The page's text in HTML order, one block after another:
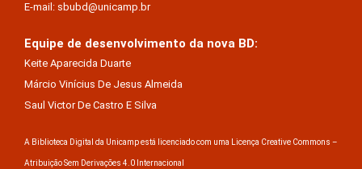
E-mail: sbubd@unicamp.br
Equipe de desenvolvimento da nova BD:
Keite Aparecida Duarte
Márcio Vinícius De Jesus Almeida
Saul Victor De Castro E Silva
A Biblioteca Digital da Unicamp está licenciado com uma Licença Creative Commons –
Atribuição Sem Derivações 4.0 Internacional